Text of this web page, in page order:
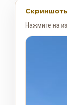
Нажмите на